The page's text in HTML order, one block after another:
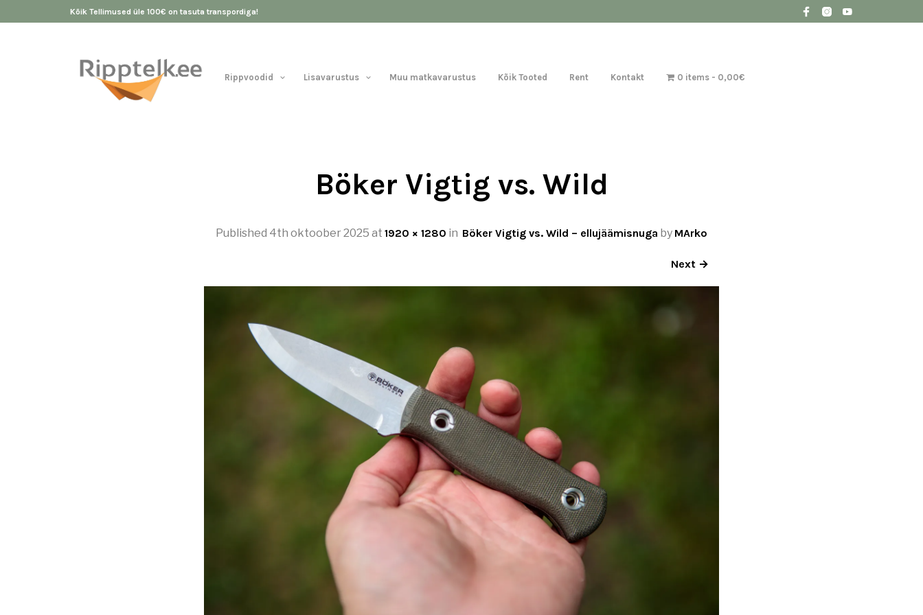
Kõik Tellimused üle 100€ on tasuta transpordiga!
Rippvoodid Lisavarustus Muu matkavarustus Kõik Tooted Rent Kontakt 0 items 0,00€
Böker Vigtig vs. Wild
Published 4th oktoober 2025 at 1920 × 1280 in Böker Vigtig vs. Wild – ellujäämisnuga by MArko
Next →